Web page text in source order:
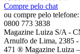
Compre pelo chat
ou compre pelo telefone:
0800 773 3838
Magazine Luiza S/A -
Arnulfo de Lima, 2385 -
471 ® Magazine Luiza –